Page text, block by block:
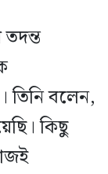
তিনি বলেন,
কিছু